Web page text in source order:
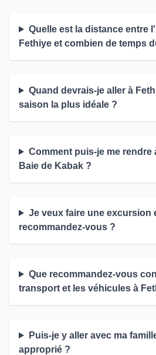
Quelle est la distance entre
Fethiye et combien de temps
Quand devrais-je aller à
saison la plus idéale ?
Comment puis-je me rendre
Baie de Kabak ?
Je veux faire une excursion
recommandez-vous ?
Que recommandez-vous
transport et les véhicules à
Puis-je y aller avec ma
approprié ?